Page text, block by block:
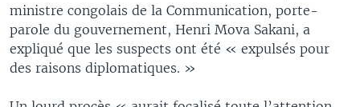
VOUS + NOUS
CARNET DE SANTÉ
DIALOGUE DES RELIGIONS
RM SHOW
Langues
ministre congolais de la Communication, porte-
parole du gouvernement, Henri Mova Sakani, a
expliqué que les suspects ont été « expulsés pour
des raisons diplomatiques. »